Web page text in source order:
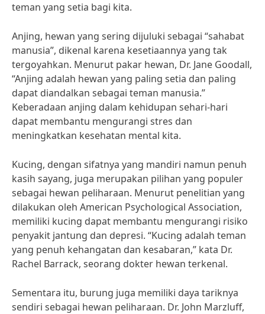
teman yang setia bagi kita.
Anjing, hewan yang sering dijuluki sebagai “sahabat
manusia”, dikenal karena kesetiaannya yang tak
tergoyahkan. Menurut pakar hewan, Dr. Jane Goodall,
“Anjing adalah hewan yang paling setia dan paling
dapat diandalkan sebagai teman manusia.”
Keberadaan anjing dalam kehidupan sehari-hari
dapat membantu mengurangi stres dan
meningkatkan kesehatan mental kita.
Kucing, dengan sifatnya yang mandiri namun penuh
kasih sayang, juga merupakan pilihan yang populer
sebagai hewan peliharaan. Menurut penelitian yang
dilakukan oleh American Psychological Association,
memiliki kucing dapat membantu mengurangi risiko
penyakit jantung dan depresi. “Kucing adalah teman
yang penuh kehangatan dan kesabaran,” kata Dr.
Rachel Barrack, seorang dokter hewan terkenal.
Sementara itu, burung juga memiliki daya tariknya
sendiri sebagai hewan peliharaan. Dr. John Marzluff,